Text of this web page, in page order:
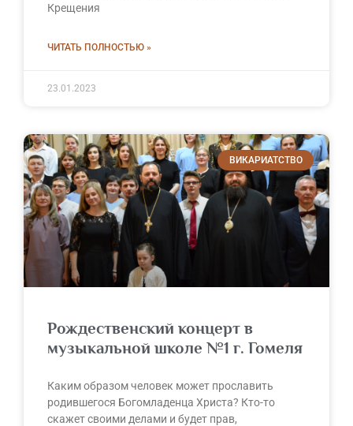
Крещения
ЧИТАТЬ ПОЛНОСТЬЮ »
23.01.2023
ВИКАРИАТСТВО
Рождественский концерт в
музыкальной школе №1 г. Гомеля
Каким образом человек может прославить
родившегося Богомладенца Христа? Кто-то
скажет своими делами и будет прав,